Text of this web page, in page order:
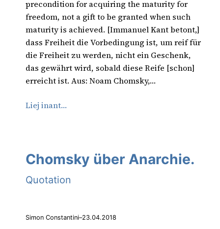
precondition for acquiring the maturity for
freedom, not a gift to be granted when such
maturity is achieved. [Immanuel Kant betont,]
dass Freiheit die Vorbedingung ist, um reif für
die Freiheit zu werden, nicht ein Geschenk,
das gewährt wird, sobald diese Reife [schon]
erreicht ist. Aus: Noam Chomsky,…
Liej inant…
Chomsky über Anarchie.
Quotation
Simon Constantini–23.04.2018